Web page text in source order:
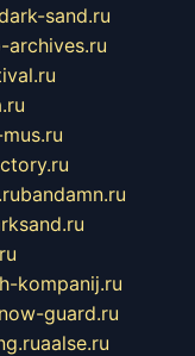
sand.ru
archives.ru
mus.ru
bandamn.ru
kompanij.ru
guard.ru
aalse.ru